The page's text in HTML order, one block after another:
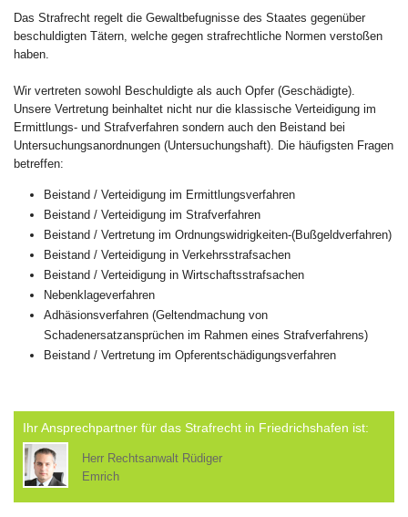
Das Strafrecht regelt die Gewaltbefugnisse des Staates gegenüber
beschuldigten Tätern, welche gegen strafrechtliche Normen verstoßen
haben.
Wir vertreten sowohl Beschuldigte als auch Opfer (Geschädigte).
Unsere Vertretung beinhaltet nicht nur die klassische Verteidigung im
Ermittlungs- und Strafverfahren sondern auch den Beistand bei
Untersuchungsanordnungen (Untersuchungshaft). Die häufigsten Fragen
betreffen:
Beistand / Verteidigung im Ermittlungsverfahren
Beistand / Verteidigung im Strafverfahren
Beistand / Vertretung im Ordnungswidrigkeiten-(Bußgeldverfahren)
Beistand / Verteidigung in Verkehrsstrafsachen
Beistand / Verteidigung in Wirtschaftsstrafsachen
Nebenklageverfahren
Adhäsionsverfahren (Geltendmachung von
Schadenersatzansprüchen im Rahmen eines Strafverfahrens)
Beistand / Vertretung im Opferentschädigungsverfahren
Ihr Ansprechpartner für das Strafrecht in Friedrichshafen ist:
Herr Rechtsanwalt Rüdiger
Emrich